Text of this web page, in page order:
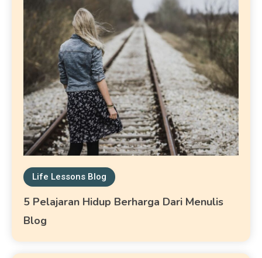
Life Lessons Blog
5 Pelajaran Hidup Berharga Dari Menulis
Blog